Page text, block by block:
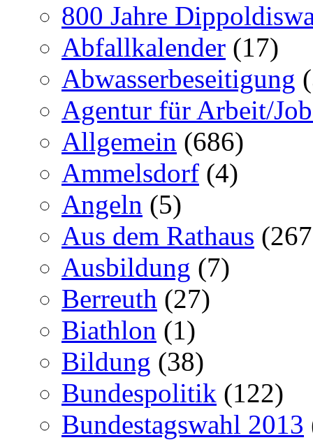
800 Jahre
Abfallkalender (17)
Abwasserbeseitigung
Agentur für Arbeit/
Allgemein (686)
Ammelsdorf (4)
Angeln (5)
Aus dem Rathaus
Ausbildung (7)
Berreuth (27)
Biathlon (1)
Bildung (38)
Bundespolitik (122)
Bundestagswahl 2013